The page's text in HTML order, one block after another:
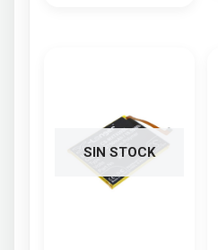
SIN STOCK